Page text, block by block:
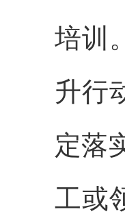
培训
升行
定落
工或